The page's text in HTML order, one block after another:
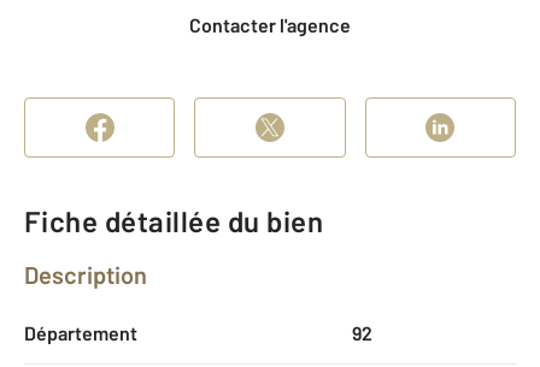
Contacter l'agence
Fiche détaillée du bien
Description
Département 92